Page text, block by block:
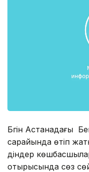
Бүгін Астанадағы
сарайында өтіп
діндер
отырысында сөз